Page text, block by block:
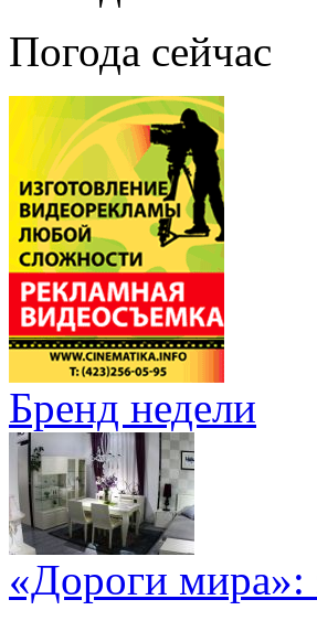
Погода сейчас
Бренд недели
«Дороги мира»: